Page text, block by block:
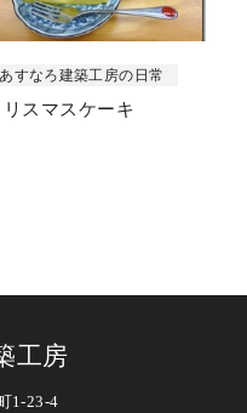
あすなろ建築工房の日常
リスマスケーキ
工房
1-23-4